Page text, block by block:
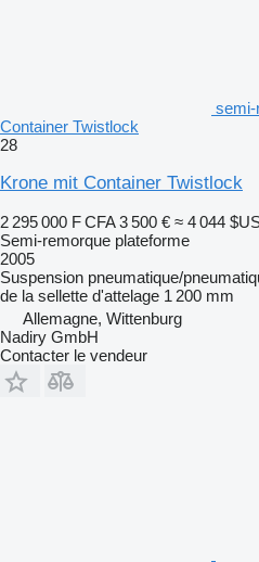
semi-
Container Twistlock
28
Krone mit Container Twistlock
2 295 000 F CFA 3 500 € ≈ 4 044
Semi-remorque plateforme
2005
Suspension pneumatique/
de la sellette d'attelage 1 200 mm
Allemagne, Wittenburg
Nadiry GmbH
Contacter le vendeur